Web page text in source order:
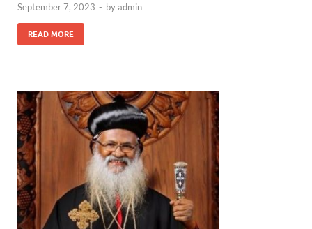
September 7, 2023 - byadmin
READ MORE